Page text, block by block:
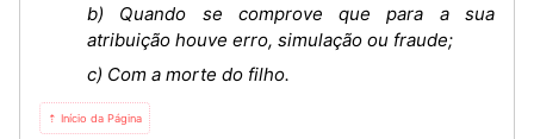
b) Quando se comprove que para a sua
atribuição houve erro, simulação ou fraude;
c) Com a morte do filho.
⇡ Início da Página